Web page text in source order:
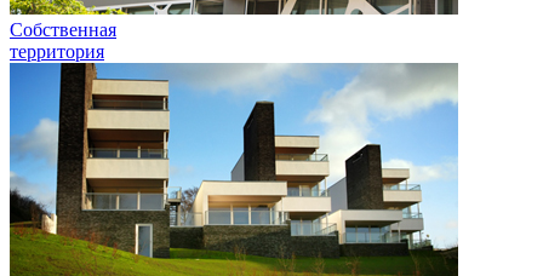
Собственная
территория